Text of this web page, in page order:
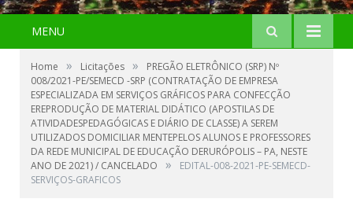
MENU
Home » Licitações »
PREGÃO ELETRÔNICO (SRP) Nº
008/2021-PE/SEMECD -SRP (CONTRATAÇÃO DE EMPRESA
ESPECIALIZADA EM SERVIÇOS GRÁFICOS PARA CONFECÇÃO
EREPRODUÇÃO DE MATERIAL DIDÁTICO (APOSTILAS DE
ATIVIDADESPEDAGÓGICAS E DIÁRIO DE CLASSE) A SEREM
UTILIZADOS DOMICILIAR MENTEPELOS ALUNOS E PROFESSORES
DA REDE MUNICIPAL DE EDUCAÇÃO DERURÓPOLIS – PA, NESTE
ANO DE 2021) / CANCELADO
»
EDITAL-008-2021-PE-SEMECD-
SERVIÇOS-GRAFICOS